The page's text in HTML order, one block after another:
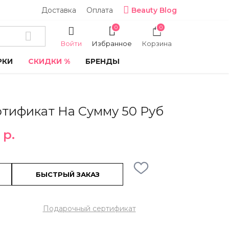
Доставка Оплата Beauty Blog
Войти
0
Избранное
0
Корзина
СКИДКИ % БРЕНДЫ
На Сумму 50 Руб
р.
БЫСТРЫЙ ЗАКАЗ
Подарочный сертификат